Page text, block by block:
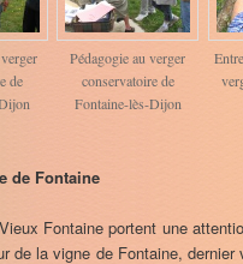
de
Pédagogie au verger
conservatoire de
Fontaine-lès-Dijon
de Fontaine
Fontaine portent une
de la vigne de Fontaine, dernier